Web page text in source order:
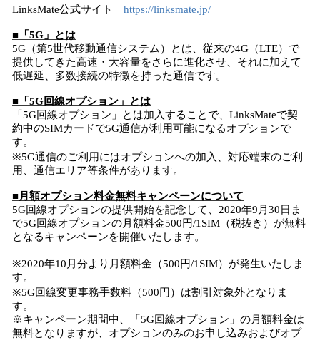
LinksMate公式サイト https://linksmate.jp/
■「5G」とは
5G（第5世代移動通信システム）とは、従来の4G（LTE）で
提供してきた高速・大容量をさらに進化させ、それに加えて
低遅延、多数接続の特徴を持った通信です。
■「5G回線オプション」とは
「5G回線オプション」とは加入することで、LinksMateで契
約中のSIMカードで5G通信が利用可能になるオプションで
す。
※5G通信のご利用にはオプションへの加入、対応端末のご利
用、通信エリア等条件があります。
■月額オプション料金無料キャンペーンについて
5G回線オプションの提供開始を記念して、2020年9月30日ま
で5G回線オプションの月額料金500円/1SIM（税抜き）が無料
となるキャンペーンを開催いたします。
※2020年10月分より月額料金（500円/1SIM）が発生いたしま
す。
※5G回線変更事務手数料（500円）は割引対象外となりま
す。
※キャンペーン期間中、「5G回線オプション」の月額料金は
無料となりますが、オプションのみのお申し込みおよびオプ